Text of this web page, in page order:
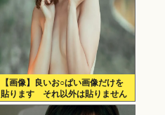
【画像】良いお○ぱい画像だけを
貼ります それ以外は貼りません